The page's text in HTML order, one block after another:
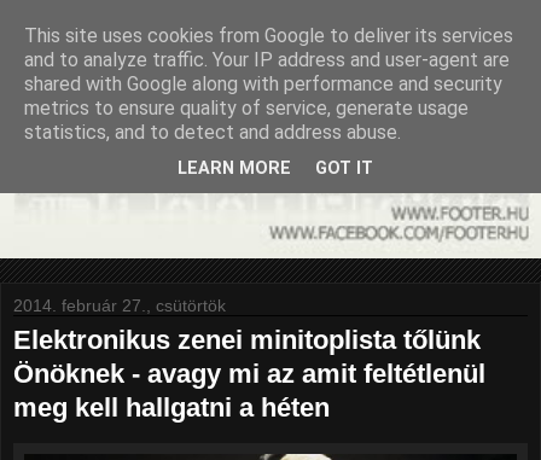
2014. február 27., csütörtök
Elektronikus zenei minitoplista tőlünk
Önöknek - avagy mi az amit feltétlenül
meg kell hallgatni a héten
This site uses cookies from Google to deliver its services
and to analyze traffic. Your IP address and user-agent are
shared with Google along with performance and security
metrics to ensure quality of service, generate usage
statistics, and to detect and address abuse.
LEARN MORE GOT IT